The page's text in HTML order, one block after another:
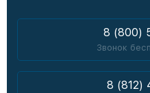
8 (800)
Звонок
8 (812)